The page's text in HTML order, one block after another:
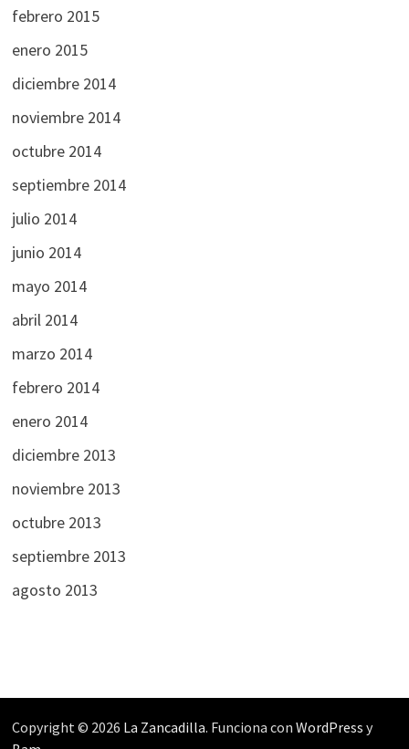
febrero 2015
enero 2015
diciembre 2014
noviembre 2014
octubre 2014
septiembre 2014
julio 2014
junio 2014
mayo 2014
abril 2014
marzo 2014
febrero 2014
enero 2014
diciembre 2013
noviembre 2013
octubre 2013
septiembre 2013
agosto 2013
Copyright © 2026 La Zancadilla. Funciona con WordPress y